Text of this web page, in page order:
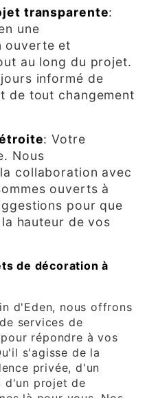
transparente:
une
ouverte et
au long du projet.
informé de
de tout changement
: Votre
Nous
collaboration avec
ouverts à
pour que
hauteur de vos
de décoration à
d'Eden, nous offrons
services de
répondre à vos
s'agisse de la
privée, d'un
d'un projet de